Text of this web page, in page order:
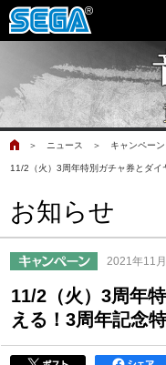
＞ ニュース ＞ キャンペーン
11/2（火）3周年特別ガチャ券とダイ
お知らせ
2021年11
11/2（火）3周年
える！3周年記念